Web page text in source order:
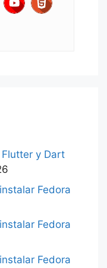
y Dart
Fedora
Fedora
Fedora